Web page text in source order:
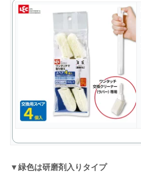
▼緑色は研磨剤入りタイプ